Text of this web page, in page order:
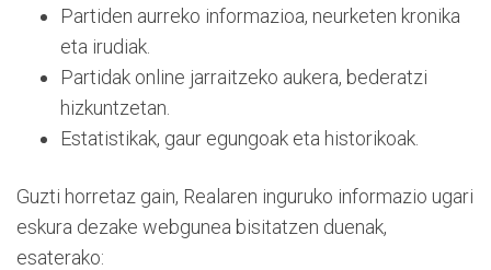
Partiden aurreko informazioa, neurketen kronika
eta irudiak.
Partidak online jarraitzeko aukera, bederatzi
hizkuntzetan.
Estatistikak, gaur egungoak eta historikoak.
Guzti horretaz gain, Realaren inguruko informazio ugari
eskura dezake webgunea bisitatzen duenak,
esaterako: